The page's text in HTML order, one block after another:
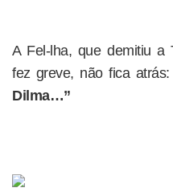
A Fel-lha, que demitiu a
fez greve, não fica atrás:
Dilma…”